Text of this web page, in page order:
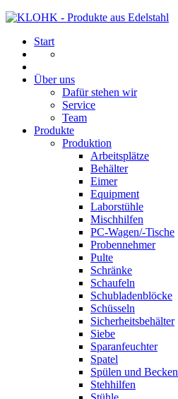
Start
Über uns
Dafür stehen wir
Service
Team
Produkte
Produktion
Arbeitsplätze
Behälter
Eimer
Equipment
Laborstühle
Mischhilfen
PC-Wagen/-Tische
Probennehmer
Pulte
Schränke
Schaufeln
Schubladenblöcke
Schüsseln
Sicherheitsbehälter
Siebe
Sparanfeuchter
Spatel
Spülen und Becken
Stehhilfen